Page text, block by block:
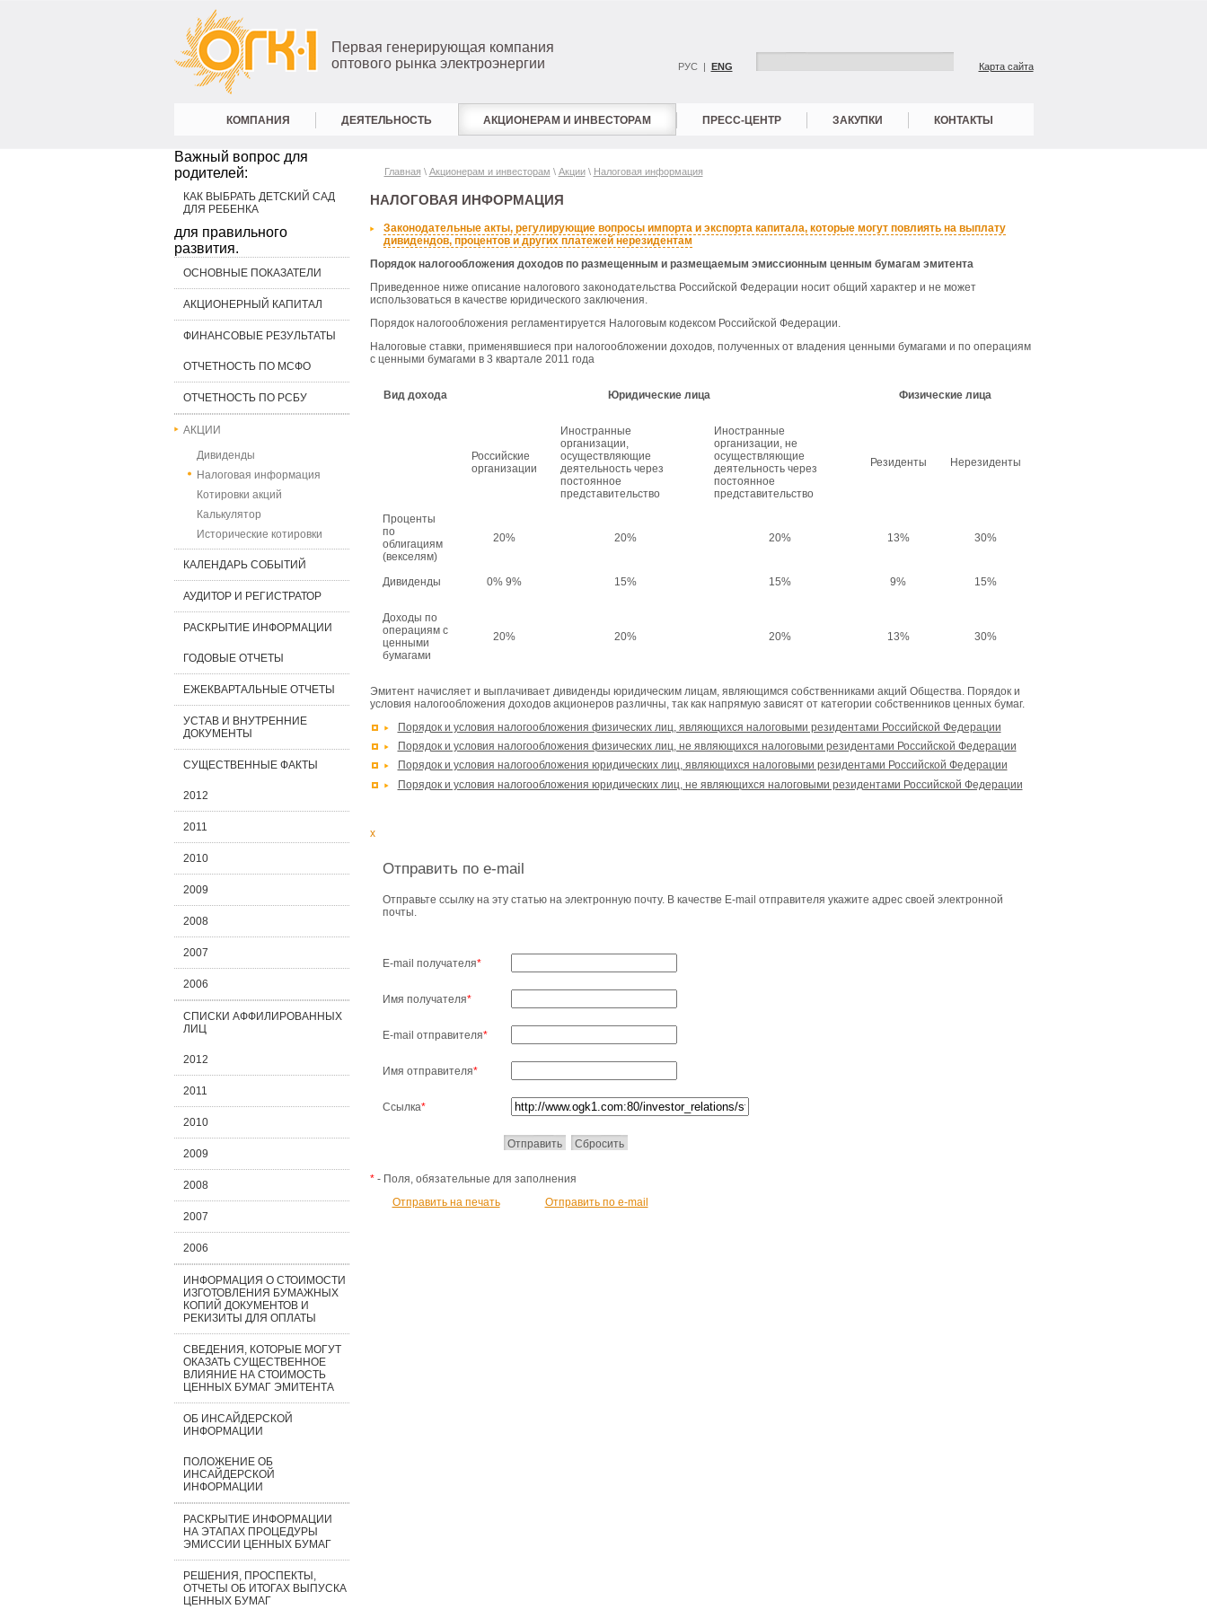
Первая генерирующая компания
оптового рынка электроэнергии
РУС | ENG Карта сайта
КОМПАНИЯ ДЕЯТЕЛЬНОСТЬ АКЦИОНЕРАМ И ИНВЕСТОРАМ ПРЕСС-ЦЕНТР ЗАКУПКИ КОНТАКТЫ
Важный вопрос для
родителей:
КАК ВЫБРАТЬ ДЕТСКИЙ САД
ДЛЯ РЕБЕНКА
для правильного
развития.
ОСНОВНЫЕ ПОКАЗАТЕЛИ
АКЦИОНЕРНЫЙ КАПИТАЛ
ФИНАНСОВЫЕ РЕЗУЛЬТАТЫ
ОТЧЕТНОСТЬ ПО МСФО
ОТЧЕТНОСТЬ ПО РСБУ
АКЦИИ
Дивиденды
Налоговая информация
Котировки акций
Калькулятор
Исторические котировки
КАЛЕНДАРЬ СОБЫТИЙ
АУДИТОР И РЕГИСТРАТОР
РАСКРЫТИЕ ИНФОРМАЦИИ
ГОДОВЫЕ ОТЧЕТЫ
ЕЖЕКВАРТАЛЬНЫЕ ОТЧЕТЫ
УСТАВ И ВНУТРЕННИЕ
ДОКУМЕНТЫ
СУЩЕСТВЕННЫЕ ФАКТЫ
2012
2011
2010
2009
2008
2007
2006
СПИСКИ АФФИЛИРОВАННЫХ
ЛИЦ
2012
2011
2010
2009
2008
2007
2006
ИНФОРМАЦИЯ О СТОИМОСТИ
ИЗГОТОВЛЕНИЯ БУМАЖНЫХ
КОПИЙ ДОКУМЕНТОВ И
РЕКИЗИТЫ ДЛЯ ОПЛАТЫ
СВЕДЕНИЯ, КОТОРЫЕ МОГУТ
ОКАЗАТЬ СУЩЕСТВЕННОЕ
ВЛИЯНИЕ НА СТОИМОСТЬ
ЦЕННЫХ БУМАГ ЭМИТЕНТА
ОБ ИНСАЙДЕРСКОЙ
ИНФОРМАЦИИ
ПОЛОЖЕНИЕ ОБ
ИНСАЙДЕРСКОЙ
ИНФОРМАЦИИ
РАСКРЫТИЕ ИНФОРМАЦИИ
НА ЭТАПАХ ПРОЦЕДУРЫ
ЭМИССИИ ЦЕННЫХ БУМАГ
РЕШЕНИЯ, ПРОСПЕКТЫ,
ОТЧЕТЫ ОБ ИТОГАХ ВЫПУСКА
ЦЕННЫХ БУМАГ
Главная \ Акционерам и инвесторам \ Акции\ Налоговая информация
НАЛОГОВАЯ ИНФОРМАЦИЯ
Законодательные акты, регулирующие вопросы импорта и экспорта капитала, которые могут повлиять на выплату
дивидендов, процентов и других платежей нерезидентам
Порядок налогообложения доходов по размещенным и размещаемым эмиссионным ценным бумагам эмитента
Приведенное ниже описание налогового законодательства Российской Федерации носит общий характер и не может
использоваться в качестве юридического заключения.
Порядок налогообложения регламентируется Налоговым кодексом Российской Федерации.
Налоговые ставки, применявшиеся при налогообложении доходов, полученных от владения ценными бумагами и по операциям
с ценными бумагами в 3 квартале 2011 года
Вид дохода Юридические лица Физические лица
Российские
организации
Иностранные
организации,
осуществляющие
деятельность через
постоянное
представительство
Иностранные
организации, не
осуществляющие
деятельность через
постоянное
представительство
Резиденты Нерезиденты
Проценты
по
облигациям
(векселям)
20% 20% 20% 13% 30%
Дивиденды 0% 9% 15% 15% 9% 15%
Доходы по
операциям с
ценными
бумагами
20% 20% 20% 13% 30%
Эмитент начисляет и выплачивает дивиденды юридическим лицам, являющимся собственниками акций Общества. Порядок и
условия налогообложения доходов акционеров различны, так как напрямую зависят от категории собственников ценных бумаг.
Порядок и условия налогообложения физических лиц, являющихся налоговыми резидентами Российской Федерации
Порядок и условия налогообложения физических лиц, не являющихся налоговыми резидентами Российской Федерации
Порядок и условия налогообложения юридических лиц, являющихся налоговыми резидентами Российской Федерации
Порядок и условия налогообложения юридических лиц, не являющихся налоговыми резидентами Российской Федерации
x
Отправить по e-mail
Отправьте ссылку на эту статью на электронную почту. В качестве E-mail отправителя укажите адрес своей электронной
почты.
E-mail получателя*
Имя получателя*
E-mail отправителя*
Имя отправителя*
Ссылка*
*- Поля, обязательные для заполнения
Отправить по e-mail
Отправить на печать